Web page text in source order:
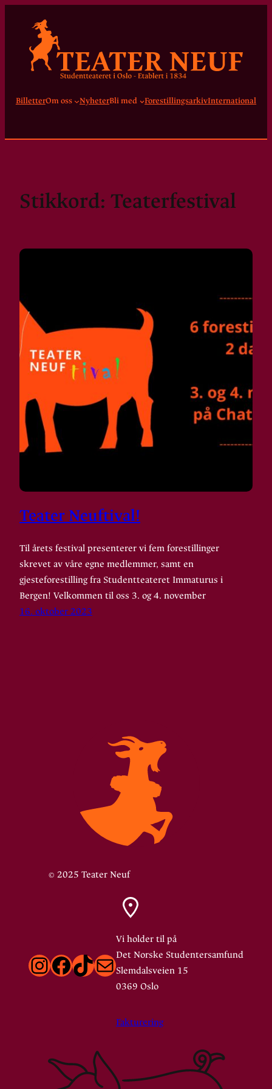
innhold
BilletterOm oss NyheterBli med ForestillingsarkivInternational
Stikkord: Teaterfestival
Teater Neuftival!
Til årets festival presenterer vi fem forestillinger
skrevet av våre egne medlemmer, samt en
gjesteforestilling fra Studentteateret Immaturus i
Bergen! Velkommen til oss 3. og 4. november
16. oktober 2023
© 2025 Teater Neuf
Instagram
Facebook
TikTok
E-post
Vi holder til på
Det Norske Studentersamfund
Slemdalsveien 15
0369 Oslo
Fakturering